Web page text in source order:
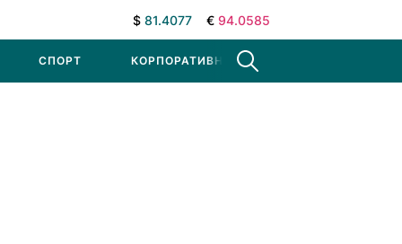
$ 81.4077 € 94.0585
СПОРТ КОРПОРАТИВНЫЕ НОВОСТИ